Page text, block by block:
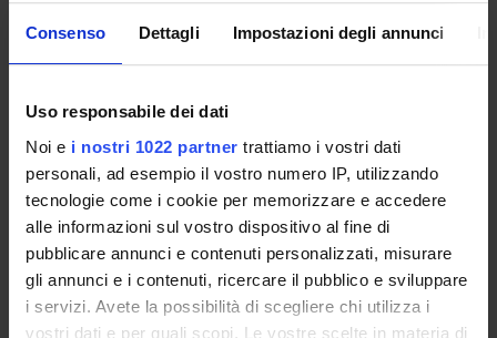
Consenso Dettagli Impostazioni degli annunci
Uso responsabile dei dati
Noi e i nostri 1022 partner trattiamo i vostri dati
personali, ad esempio il vostro numero IP, utilizzando
tecnologie come i cookie per memorizzare e accedere
alle informazioni sul vostro dispositivo al fine di
pubblicare annunci e contenuti personalizzati, misurare
gli annunci e i contenuti, ricercare il pubblico e sviluppare
i servizi. Avete la possibilità di scegliere chi utilizza i
vostri dati e per quali scopi. Le vostre scelte in materia di
ORARIO LEZIONI
Vai all'orario delle lezioni
Come iscriversi
Insegnamenti